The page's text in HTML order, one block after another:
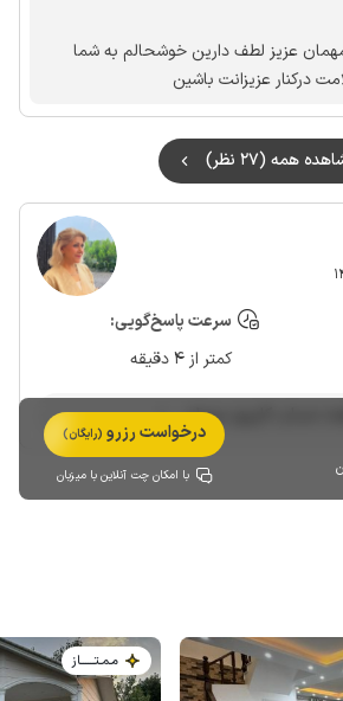
ممنون سپاس گزارم از مهمان عزیز لطف دارین خوشحالم به شما
همه (27 نظر)
سرعت پاسخ‌گویی:
کمتر از 4 دقیقه
حساب کاربری میزبان
درخواست رزرو (رایگان)
با امکان چت آنلاین با میزبان
مـمـتــــــاز